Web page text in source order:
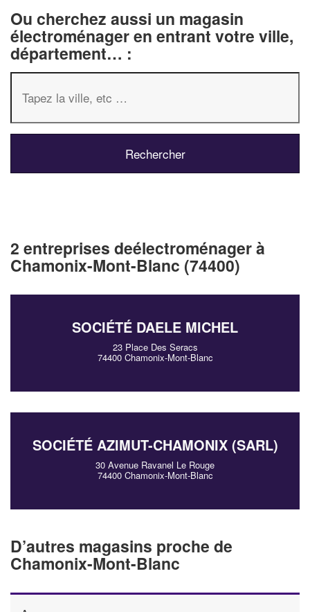
Ou cherchez aussi un magasin
électroménager en entrant votre ville,
département… :
2 entreprises deélectroménager à
Chamonix-Mont-Blanc (74400)
SOCIÉTÉ DAELE MICHEL
23 Place Des Seracs
74400 Chamonix-Mont-Blanc
SOCIÉTÉ AZIMUT-CHAMONIX (SARL)
30 Avenue Ravanel Le Rouge
74400 Chamonix-Mont-Blanc
D’autres magasins proche de
Chamonix-Mont-Blanc